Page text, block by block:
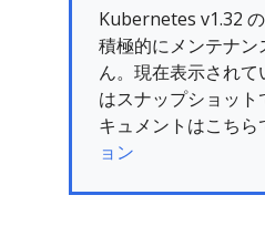
Kubernetes v1.32
積極的にメンテナ
ん。現在表示され
はスナップショット
キュメントはこちら
ョン